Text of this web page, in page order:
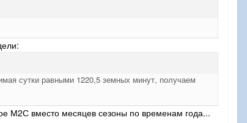
сутки равными 1220,5 земных минут, получаем
М2С вместо месяцев сезоны по временам года...